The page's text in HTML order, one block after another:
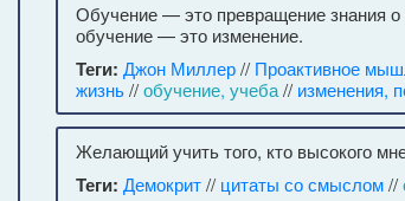
Обучение — это превращение знания о
обучение — это изменение.
Теги: Джон Миллер// Проактивное
жизнь//обучение, учеба// изменения,
Желающий учить того, кто высокого
Теги: Демокрит// цитаты со смыслом//